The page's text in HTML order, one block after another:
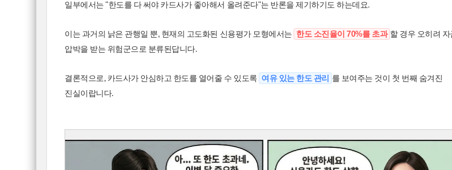
일부에서는 "한도를 다 써야 카드사가 좋아해서 올려준다"는 반론을 제기하기도 하는데요.
이는 과거의 낡은 관행일 뿐, 현재의 고도화된 신용평가 모형에서는 한도 소진율이 70%를 초과 할 경우 오히려 자
압박을 받는 위험군으로 분류된답니다.
결론적으로, 카드사가 안심하고 한도를 열어줄 수 있도록 여유 있는 한도 관리
를 보여주는 것이 첫 번째 숨겨진
진실이랍니다.